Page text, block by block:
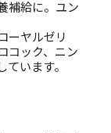
補給に。ユン
ーヤルゼリ
コック、ニン
います。